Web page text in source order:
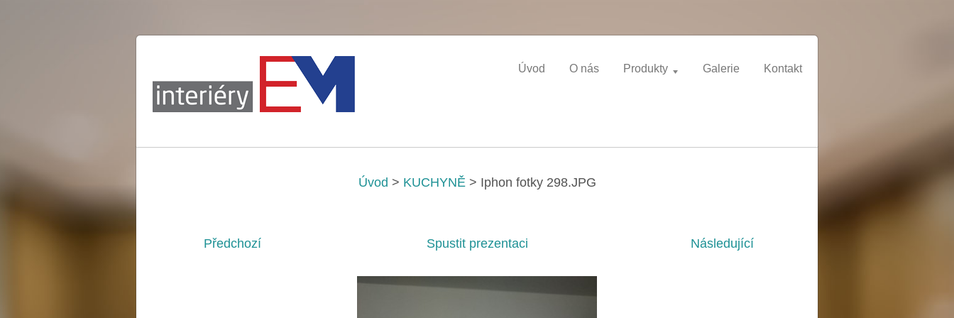
Úvod O nás Produkty Galerie Kontakt
Úvod > KUCHYNĚ > Iphon fotky 298.JPG
Předchozí Spustit prezentaci Následující